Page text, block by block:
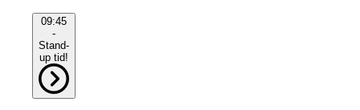
09:45
-
Stand-
up tid!